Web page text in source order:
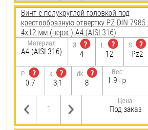
Винт с полукруглой головкой под
крестообразную отвертку PZ DIN 7985
4х12 мм (нерж.) A4 (AISI 316)
Материал
A4 (AISI 316)
Ø
?
4
L
?
12
S
?
Pz2
P
?
0.7
k
?
3,1
dk
?
8
Вес:
1.9 гр.
Цена:
Под заказ